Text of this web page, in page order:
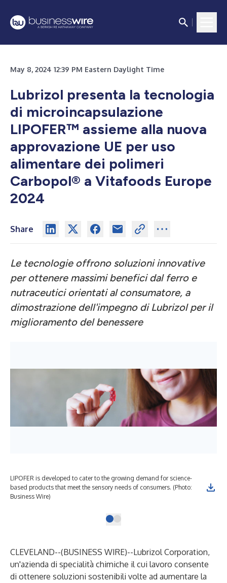
May 8, 2024 12:39 PM Eastern Daylight Time
Lubrizol presenta la tecnologia
di microincapsulazione
LIPOFER™ assieme alla nuova
approvazione UE per uso
alimentare dei polimeri
Carbopol® a Vitafoods Europe
2024
Share
Le tecnologie offrono soluzioni innovative
per ottenere massimi benefici dal ferro e
nutraceutici orientati al consumatore, a
dimostrazione dell'impegno di Lubrizol per il
miglioramento del benessere
LIPOFER is developed to cater to the growing demand for science-
based products that meet the sensory needs of consumers. (Photo:
Business Wire)
CLEVELAND--(BUSINESS WIRE)--Lubrizol Corporation,
un'azienda di specialità chimiche il cui lavoro consente
di ottenere soluzioni sostenibili volte ad aumentare la